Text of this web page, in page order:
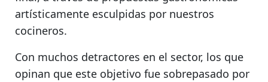
artísticamente esculpidas por nuestros
cocineros.
Con muchos detractores en el sector, los que
opinan que este objetivo fue sobrepasado por